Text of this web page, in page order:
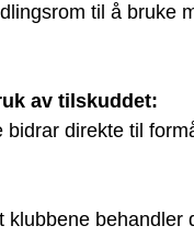
til å bruke
av tilskuddet:
bidrar direkte til
klubbene behandler